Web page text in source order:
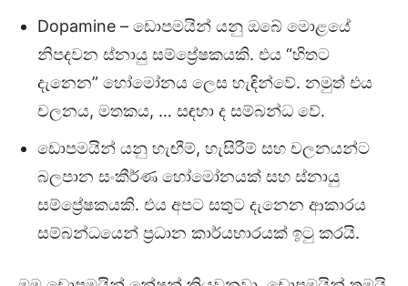
Dopamine – ඩොපමයින් යනු ඔබේ මොළයේ
නිපදවන ස්නායු සම්ප්‍රේෂකයකි. එය “හිතට
දැනෙන” හෝමෝනය ලෙස හැඳින්වේ. නමුත් එය
චලනය, මතකය, … සඳහා ද සම්බන්ධ වේ.
ඩොපමයින් යනු හැඟීම්, හැසිරීම් සහ චලනයන්ට
බලපාන සංකීර්ණ හෝමෝනයක් සහ ස්නායු
සම්ප්‍රේෂකයකි. එය අපට සතුට දැනෙන ආකාරය
සම්බන්ධයෙන් ප්‍රධාන කාර්යභාරයක් ඉටු කරයි.